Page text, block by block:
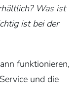
Was ist
ist bei der
funktionieren,
und die